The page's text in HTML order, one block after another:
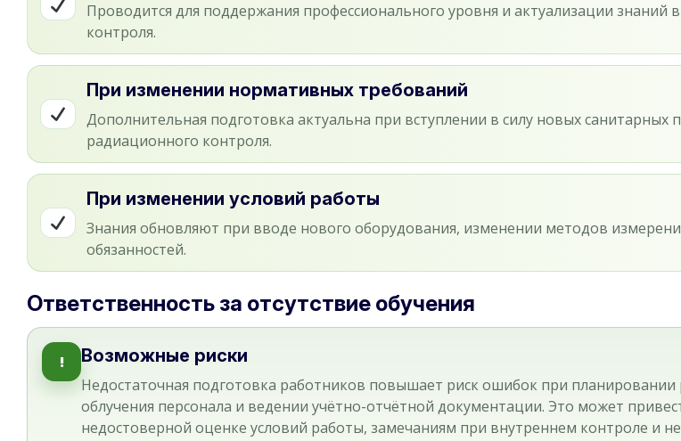
Проводится для поддержания профессионального уровня и актуализации знаний
контроля.
При изменении нормативных требований
Дополнительная подготовка актуальна при вступлении в силу новых
радиационного контроля.
При изменении условий работы
Знания обновляют при вводе нового оборудования, изменении методов
обязанностей.
Ответственность за отсутствие обучения
! Возможные риски
Недостаточная подготовка работников повышает риск ошибок при
облучения персонала и ведении учётно-отчётной документации. Это может
недостоверной оценке условий работы, замечаниям при внутреннем контроле и